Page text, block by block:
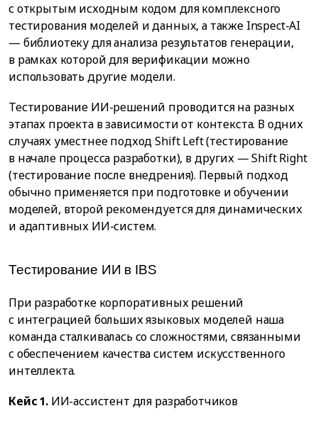
с открытым исходным кодом для комплексного
тестирования моделей и данных, а также Inspect-AI
— библиотеку для анализа результатов генерации,
в рамках которой для верификации можно
использовать другие модели.
Тестирование ИИ-решений проводится на разных
этапах проекта в зависимости от контекста. В одних
случаях уместнее подход Shift Left (тестирование
в начале процесса разработки), в других — Shift Right
(тестирование после внедрения). Первый подход
обычно применяется при подготовке и обучении
моделей, второй рекомендуется для динамических
и адаптивных ИИ-систем.
Тестирование ИИ в IBS
При разработке корпоративных решений
с интеграцией больших языковых моделей наша
команда сталкивалась со сложностями, связанными
с обеспечением качества систем искусственного
интеллекта.
Кейс 1.ИИ-ассистент для разработчиков